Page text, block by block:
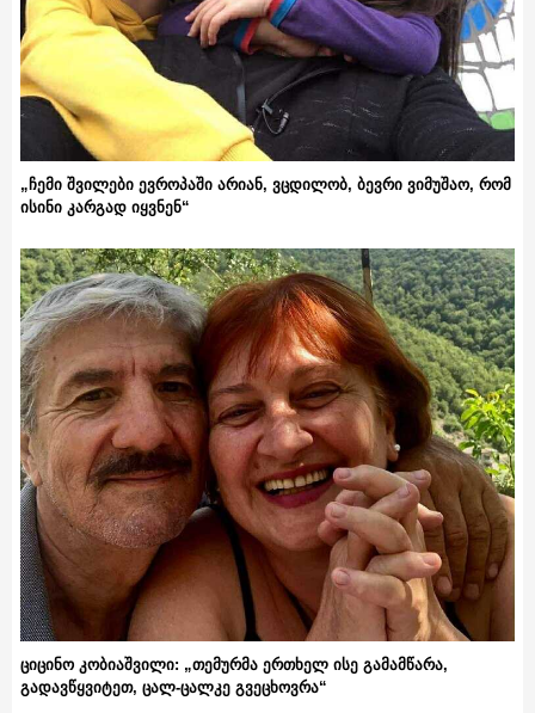
„ჩემი შვილები ევროპაში არიან, ვცდილობ, ბევრი ვიმუშაო, რომ
ისინი კარგად იყვნენ“
ციცინო კობიაშვილი: „თემურმა ერთხელ ისე გამამწარა,
გადავწყვიტეთ, ცალ-ცალკე გვეცხოვრა“